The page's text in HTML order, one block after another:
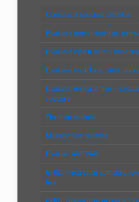
Constructii speciale Definitie
Evaluare teren intravilan,
Evaluare clădiri pentru
Evaluare imobiliara, auto,
Evaluare mijloace fixe –
speciale
Tipuri de evaluări
Mijloace fixe definitie
Evaluări ANEVAR
GHID: Inregistrari contabile
fixe